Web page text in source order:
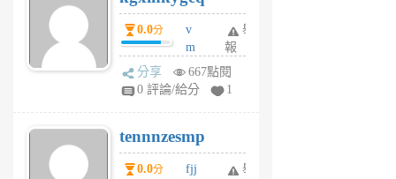
個
月
前
0.0分
v
m
sg
sr
6
個
月
舉
報
分享
667點閱
0 評論/給分
1
tennnzesmp
0.0分
fjj
舉